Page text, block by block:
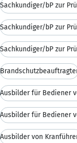
Sachkundiger/bP zur
Sachkundiger/bP zur
Sachkundiger/bP zur
Ausbilder für Bediener
Ausbilder für Bediener
Ausbilder von